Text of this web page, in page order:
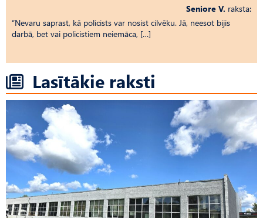
Seniore V. raksta:
“Nevaru saprast, kā policists var nosist cilvēku. Jā, neesot bijis
darbā, bet vai policistiem neiemāca, […]
Lasītākie raksti